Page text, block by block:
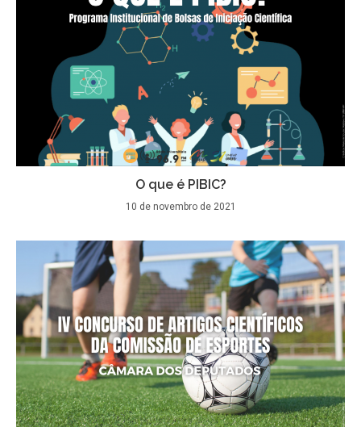
O que é PIBIC?
10 de novembro de 2021